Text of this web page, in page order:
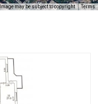
Image may be subject to copyright Terms